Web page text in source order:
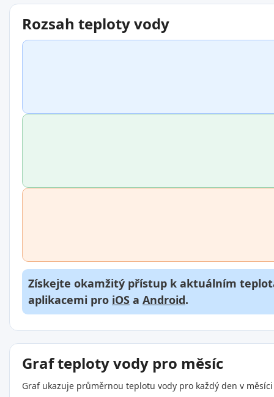
Rozsah teploty vody
Získejte okamžitý přístup k aktuálním
aplikacemi pro iOS a Android.
Graf teploty vody pro měsíc
Graf ukazuje průměrnou teplotu vody pro každý den v